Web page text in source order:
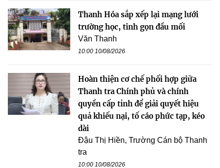
Thanh Hóa sắp xếp lại mạng lưới
trường học, tinh gọn đầu mối
Văn Thanh
10:00 10/08/2026
Hoàn thiện cơ chế phối hợp giữa
Thanh tra Chính phủ và chính
quyền cấp tỉnh để giải quyết hiệu
quả khiếu nại, tố cáo phức tạp, kéo
dài
Đậu Thị Hiền, Trường Cán bộ Thanh
tra
10:00 10/08/2026